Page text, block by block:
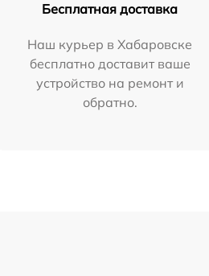
Бесплатная доставка
Наш курьер в Хабаровске
бесплатно доставит ваше
устройство на ремонт и
обратно.